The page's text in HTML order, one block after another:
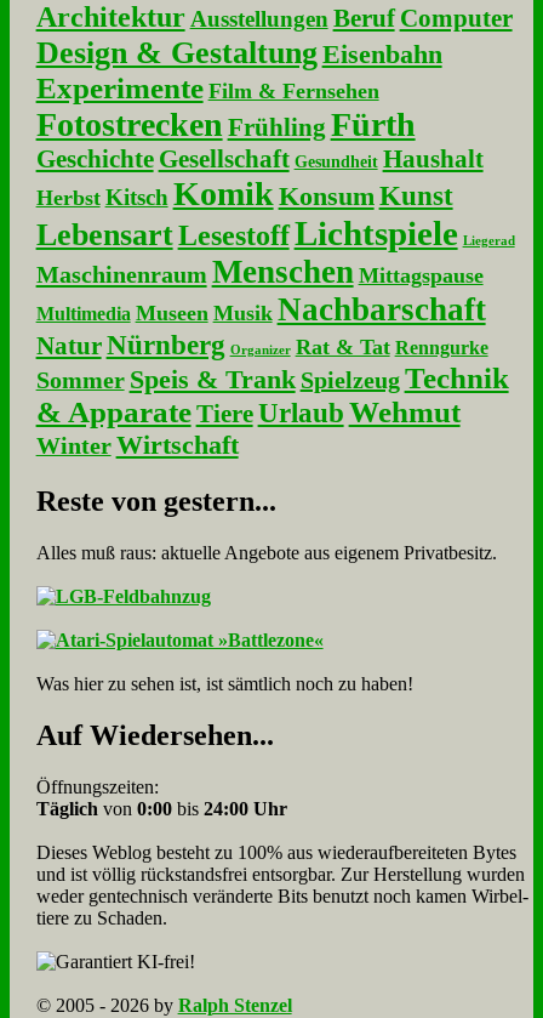
Architektur Ausstellungen Beruf Computer
Design & GestaltungEisenbahn
Experimente Film & Fernsehen
Fotostrecken Frühling Fürth
Geschichte Gesellschaft Gesundheit Haushalt
Herbst Kitsch KomikKonsumKunst
LebensartLesestoffLichtspiele Liegerad
Maschinenraum Menschen Mittagspause
Multimedia Museen Musik Nachbarschaft
NaturNürnberg Organizer Rat & Tat Renngurke
Sommer Speis & Trank Spielzeug Technik
& Apparate Tiere UrlaubWehmut
Winter Wirtschaft
Re­ste von ge­stern...
Alles muß raus: aktuelle An­ge­bo­te aus eigenem Privatbesitz.
Was hier zu sehen ist, ist sämt­lich noch zu haben!
Auf Wie­der­se­hen...
Öffnungszeiten:
Täglich von 0:00bis 24:00 Uhr
Dieses Weblog besteht zu 100% aus wie­der­auf­bereite­ten Bytes
und ist völlig rück­stands­frei ent­sorg­bar. Zur Herstellung wurden
weder gen­tech­nisch veränderte Bits benutzt noch kamen Wir­bel­
tiere zu Scha­den.
© 2005 - 2026 by Ralph Stenzel